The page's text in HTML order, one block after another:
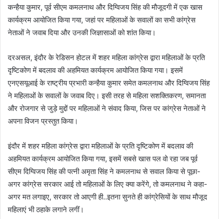
कन्हैया कुमार, पूर्व सीएम कमलनाथ और दिग्विजय सिंह की मौजूदगी में एक खास
कार्यक्रम आयोजित किया गया, जहां पर महिलाओं के सवालों का सभी कांग्रेस
नेताओं ने जवाब दिया और उनकी जिज्ञासाओं को शांत किया।
दरअसल, इंदौर के रेडिसन होटल में शहर महिला कांग्रेस द्वारा महिलाओं के प्रति
दृष्टिकोण में बदलाव की अहमियत कार्यक्रम आयोजित किया गया। इसमें
एनएसयूआई के राष्ट्रीय प्रभारी कन्हैया कुमार समेत कमलनाथ और दिग्विजय सिंह
ने महिलाओं के सवालों के जवाब दिए। इसी तरह से महिला सशक्तिकरण, समानता
और रोजगार से जुड़े मुद्दों पर महिलाओं ने संवाद किया, जिस पर कांग्रेस नेताओं ने
अपना विजन प्रस्तुत किया।
इंदौर में शहर महिला कांग्रेस द्वारा महिलाओं के प्रति दृष्टिकोण में बदलाव की
अहमियत कार्यक्रम आयोजित किया गया, इसमें सबसे खास पल वो रहा जब पूर्व
सीएम दिग्विजय सिंह की पत्नी अमृता सिंह ने कमलनाथ से सवाल किया से पूछा-
अगर कांग्रेस सरकार आई तो महिलाओं के लिए क्या करेंगे, तो कमलनाथ ने कहा-
अगर मत लगाइए, सरकार तो आएगी ही..इतना सुनते ही कांग्रेसियों के साथ मौजूद
महिलाएं भी ठहाके लगाने लगीं।